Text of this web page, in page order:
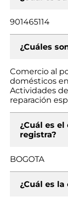
901465114
¿Cuáles
Comercio al
domésticos
Actividades
reparación
¿Cuál es
registra?
BOGOTA
¿Cuál es